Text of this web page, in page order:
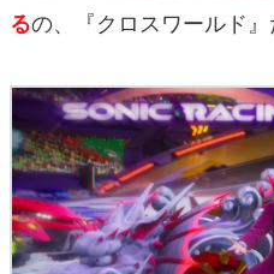
るの、『クロスワールド』